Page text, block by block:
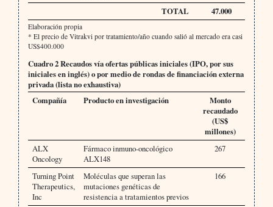
TOTAL 47.000
Elaboración propia
* El precio de Vitrakvi por tratamiento/año cuando salió al mercado era casi
US$400.000
Cuadro 2 Recaudos vía ofertas públicas iniciales (IPO, por sus
iniciales en inglés) o por medio de rondas de financiación externa
privada (lista no exhaustiva)
Compañía
Producto en investigación
Monto
recaudado
(US$
millones)
ALX
Oncology
Fármaco inmuno-oncológico
ALX148
267
Turning Point
Therapeutics,
Inc
Moléculas que superan las
mutaciones genéticas de
resistencia a tratamientos previos
166